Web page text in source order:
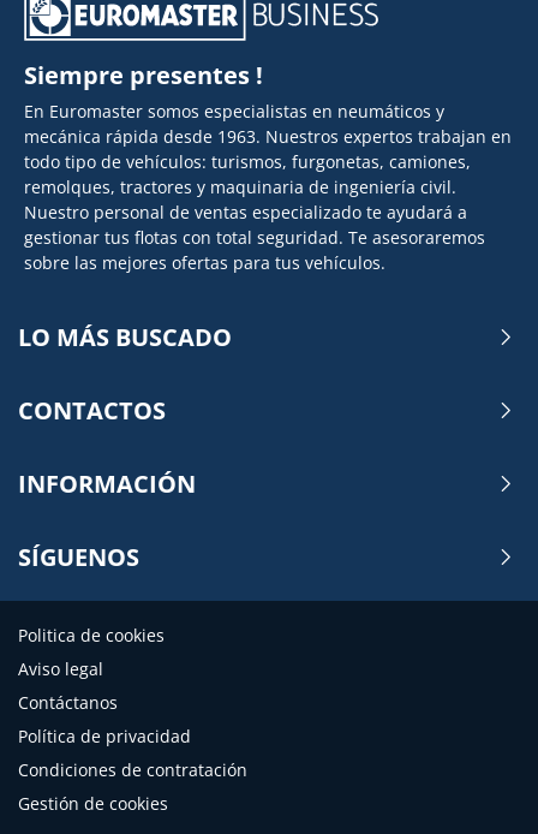
Siempre presentes !
En Euromaster somos especialistas en neumáticos y
mecánica rápida desde 1963. Nuestros expertos trabajan en
todo tipo de vehículos: turismos, furgonetas, camiones,
remolques, tractores y maquinaria de ingeniería civil.
Nuestro personal de ventas especializado te ayudará a
gestionar tus flotas con total seguridad. Te asesoraremos
sobre las mejores ofertas para tus vehículos.
LO MÁS BUSCADO
CONTACTOS
INFORMACIÓN
SÍGUENOS
Politica de cookies
Aviso legal
Contáctanos
Política de privacidad
Condiciones de contratación
Gestión de cookies